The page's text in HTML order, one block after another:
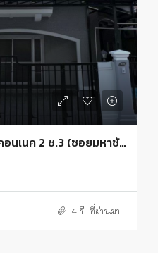
TU.#00004 หมู่บ้านเดอะคอนเนค 2 ซ.3 (ซอยมหาชัย)
4 ปี ที่ผ่านมา